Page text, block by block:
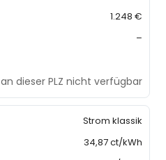
1.248 €
–
an dieser PLZ nicht verfügbar
Strom klassik
34,87 ct/kWh